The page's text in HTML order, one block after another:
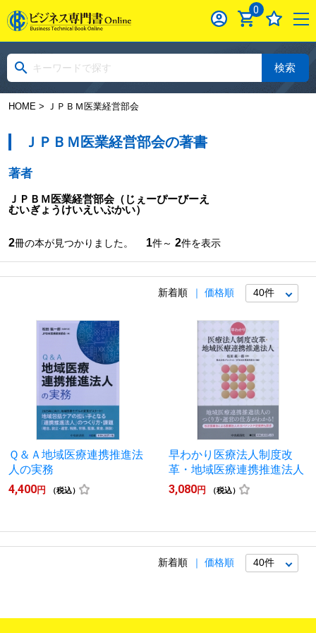
0
検索
HOME> ＪＰＢＭ医業経営部会
ＪＰＢＭ医業経営部会の著書
著者
ＪＰＢＭ医業経営部会（じぇーぴーびーえ
むいぎょうけいえいぶかい）
2冊の本が見つかりました。 1件～ 2件を表示
新着順 価格順
Ｑ＆Ａ地域医療連携推進法
人の実務
4,400円 （税込）
早わかり医療法人制度改
革・地域医療連携推進法人
3,080円 （税込）
新着順 価格順